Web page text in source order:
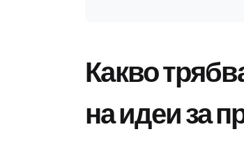
Какво
на идеи за